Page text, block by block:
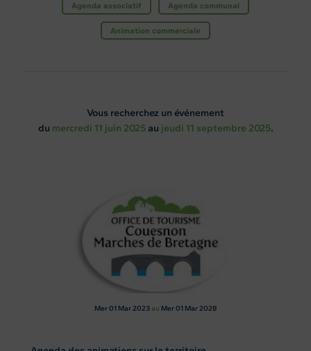
Agenda associatif Agenda communal
Animation commerciale
Vous recherchez un événement
du mercredi 11 juin 2025au jeudi 11 septembre 2025.
Mer 01 Mar 2023 au Mer 01 Mar 2028